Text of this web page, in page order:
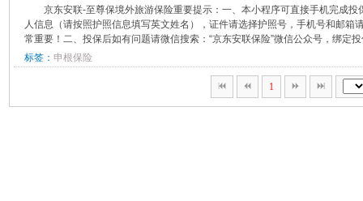
京东安联-至尊保境外旅游保险重要提示：一、本小程序可直接手机完成
人信息（请按照护照信息填写英文姓名），证件请选择护照号，手机号和邮箱
常重要！二、投保后如有问题请微信搜索：“京东安联保险”微信公众号，绑定
标签： 申根保险
1